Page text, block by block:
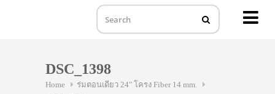
DSC_1398
Home
ร่มตอนเดียว 24" โครง Fiber 14 mm.